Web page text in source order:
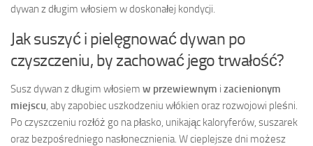
dywan z długim włosiem w doskonałej kondycji.
Jak suszyć i pielęgnować dywan po
czyszczeniu, by zachować jego trwałość?
Susz dywan z długim włosiem w przewiewnym i zacienionym
miejscu, aby zapobiec uszkodzeniu włókien oraz rozwojowi pleśni.
Po czyszczeniu rozłóż go na płasko, unikając kaloryferów, suszarek
oraz bezpośredniego nasłonecznienia. W cieplejsze dni możesz